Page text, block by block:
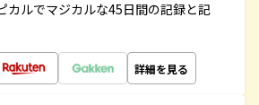
カルでマジカルな45日間の記録と記
詳細を見る